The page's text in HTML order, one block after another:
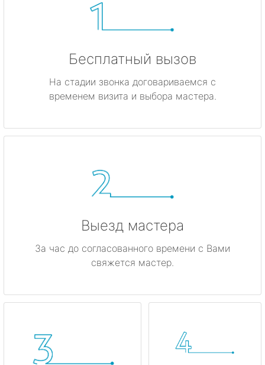
Бесплатный вызов
На стадии звонка договариваемся с
временем визита и выбора мастера.
Выезд мастера
За час до согласованного времени с Вами
свяжется мастер.